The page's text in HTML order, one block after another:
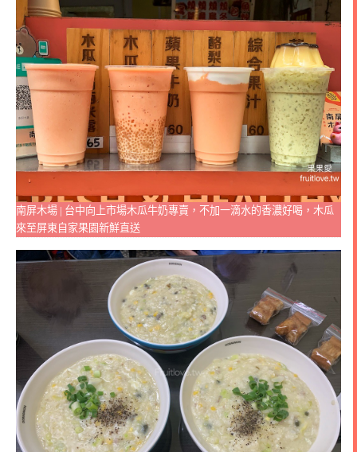
南屏木場 | 台中向上市場木瓜牛奶專賣，不加一滴水的香濃好喝，木瓜
來至屏東自家果園新鮮直送